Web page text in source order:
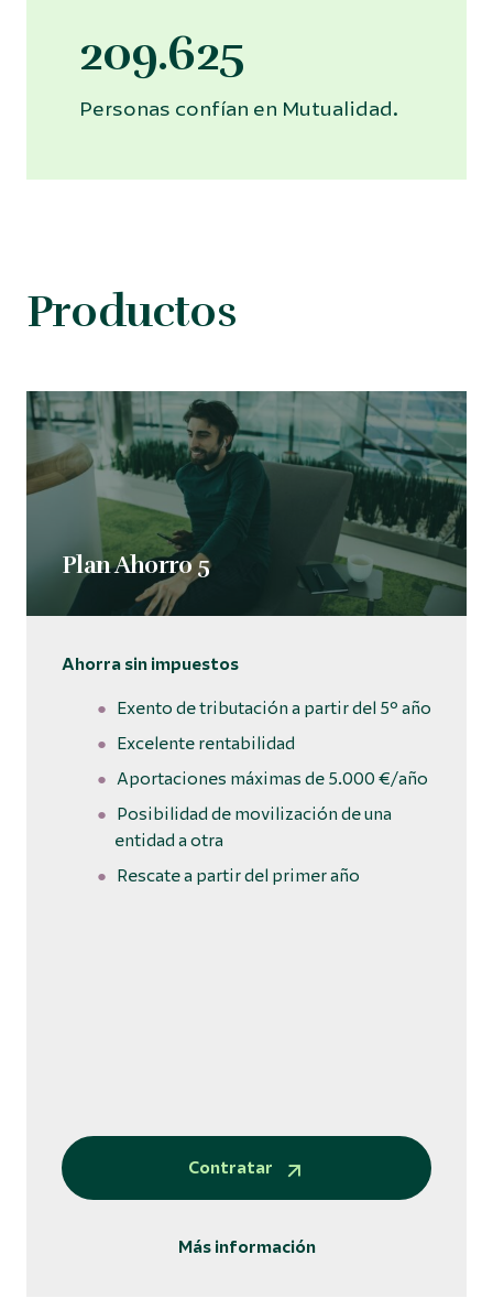
209.625
Personas confían en Mutualidad.
Productos
Plan Ahorro 5
Ahorra sin impuestos
Exento de tributación a partir del 5º año
Excelente rentabilidad
Aportaciones máximas de 5.000 €/año
Posibilidad de movilización de una
entidad a otra
Rescate a partir del primer año
Contratar
Más información